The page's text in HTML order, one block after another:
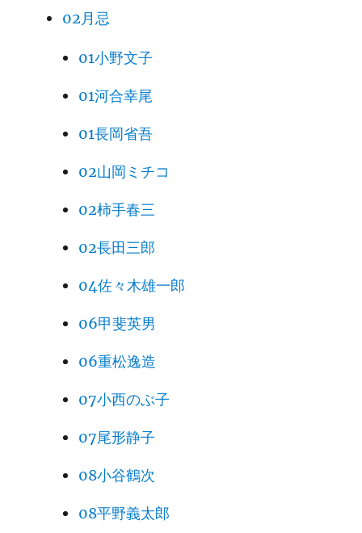
02月忌
01小野文子
01河合幸尾
01長岡省吾
02山岡ミチコ
02柿手春三
02長田三郎
04佐々木雄一郎
06甲斐英男
06重松逸造
07小西のぶ子
07尾形静子
08小谷鶴次
08平野義太郎